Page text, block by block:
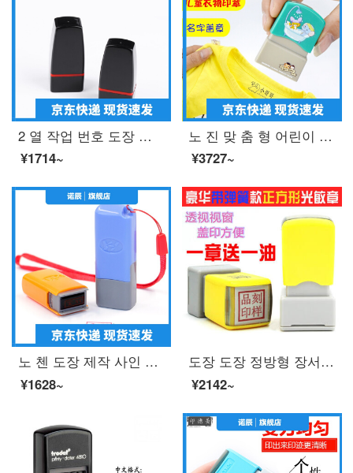
2 열 작업 번호 도장 맞 춤 형 개인의 이름 도장 간호사 의 개인 이름 도장 사인 도장 제작
¥1714~
노 진 맞 춤 형 어린이 옷 도장 광 민 옷 도장 떨 음 같은 유치원 이름 붙 인 방수 세탁 물 빠짐 없 는 라 임 + 포장 박스
¥3727~
노 첸 도장 제작 사인 이름 개인 성명 도장 도장 도장 도장 도장 간호사 개인 인장 주문 제작 도장 도장 도장 도장 도장 간호사 도장 도장 케이스 색깔 랜 덤 배 송
¥1628~
도장 도장 정방형 장서 개인의 이름 을 새 긴 민 제 스 트 라 이 프 는 개성 적 인 손 글씨 사인 도장 을 만 들 었 습 니 다.
¥2142~